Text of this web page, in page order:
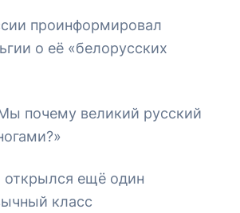
проинформировал
о её «белорусских
почему великий русский
открылся ещё один
класс